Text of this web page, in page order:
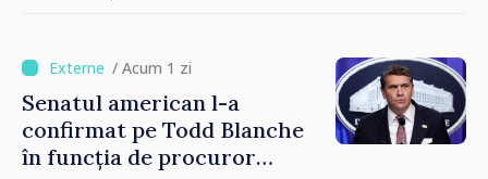
/ Acum 1 zi
Senatul american l-a
confirmat pe Todd Blanche
în funcția de procuror